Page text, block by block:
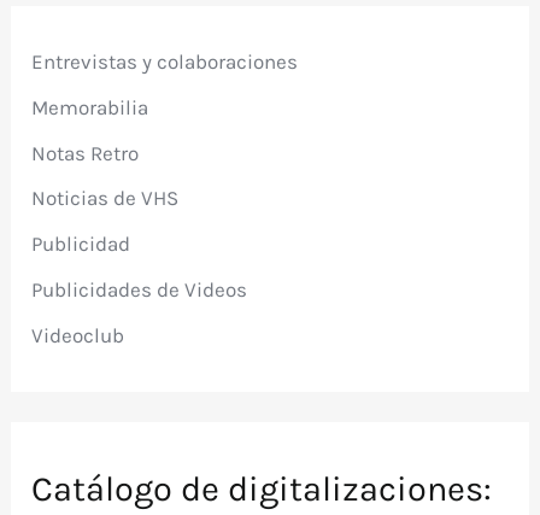
Entrevistas y colaboraciones
Memorabilia
Notas Retro
Noticias de VHS
Publicidad
Publicidades de Videos
Videoclub
Catálogo de digitalizaciones: